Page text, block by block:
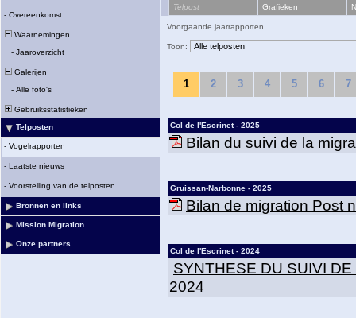
- Overeenkomst
Waarnemingen
- Jaaroverzicht
Galerijen
- Alle foto's
Gebruiksstatistieken
Telposten
- Vogelrapporten
- Laatste nieuws
- Voorstelling van de telposten
Bronnen en links
Mission Migration
Onze partners
Telpost Grafieken
Voorgaande jaarrapporten
Toon:
1 2 3 4 5 6 7
Col de l'Escrinet - 2025
Bilan du suivi de la
Gruissan-Narbonne - 2025
Bilan de migration Post
Col de l'Escrinet - 2024
SYNTHESE DU SUIVI
2024